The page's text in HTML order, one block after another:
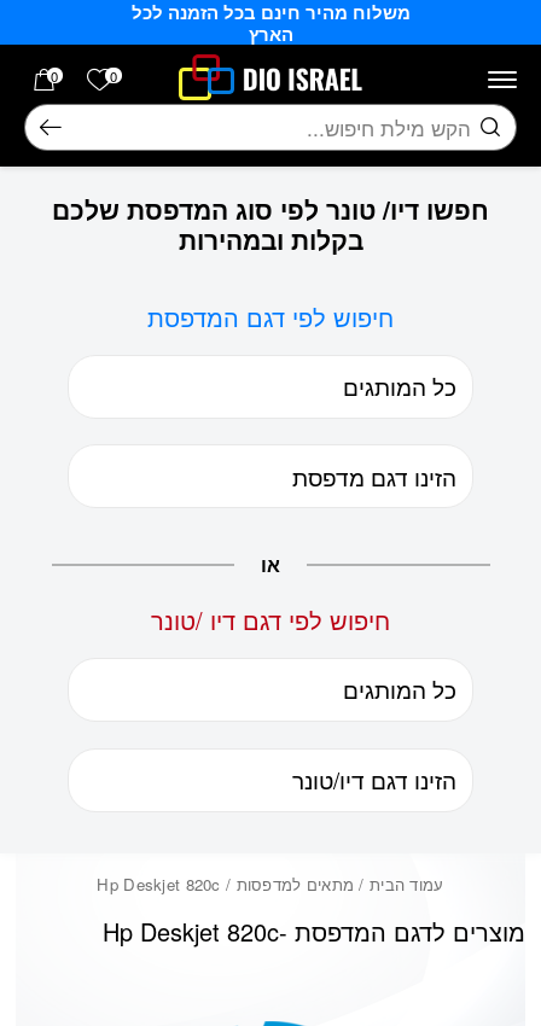
משלוח מהיר חינם בכל הזמנה לכל
הארץ
0 הרשימה
0
חיפוש
חפשו דיו/ טונר לפי סוג המדפסת שלכם
בקלות ובמהירות
חיפוש לפי דגם המדפסת
או
חיפוש לפי דגם דיו /טונר
עמוד הבית / מתאים למדפסות / Hp Deskjet 820c
Hp Deskjet 820cמוצרים לדגם המדפסת -